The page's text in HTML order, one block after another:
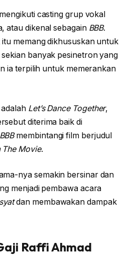
casting grup vokal
atau dikenal sebagain BBB.
itu memang dikhususkan untuk
sekian banyak pesinetron yang
ia terpilih untuk memerankan
Let’s Dance Together,
diterima baik di
BBBmembintangi film berjudul
The Movie.
nya semakin bersinar dan
menjadi pembawa acara
dan membawakan dampak
Raffi Ahmad